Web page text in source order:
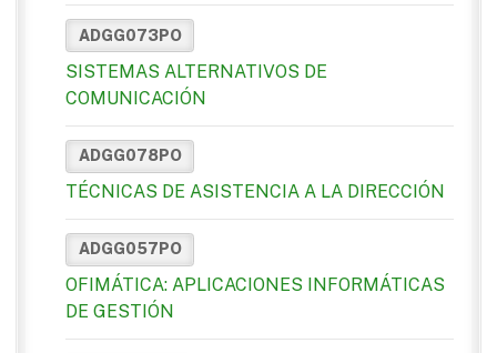
ADGG073PO
SISTEMAS ALTERNATIVOS DE
COMUNICACIÓN
ADGG078PO
TÉCNICAS DE ASISTENCIA A LA DIRECCIÓN
ADGG057PO
OFIMÁTICA: APLICACIONES INFORMÁTICAS
DE GESTIÓN